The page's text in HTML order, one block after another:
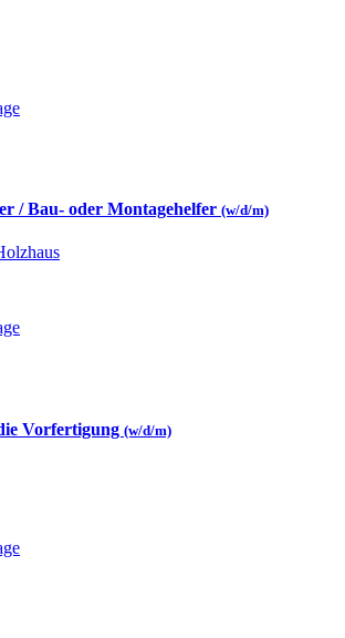
/ Bau- oder Montagehelfer (w/d/m)
Vorfertigung (w/d/m)